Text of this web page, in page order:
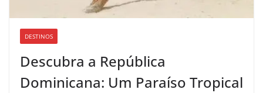
DESTINOS
Descubra a República
Dominicana: Um Paraíso Tropical